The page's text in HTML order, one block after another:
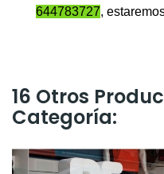
644783727,
16 Otros
Categoría: